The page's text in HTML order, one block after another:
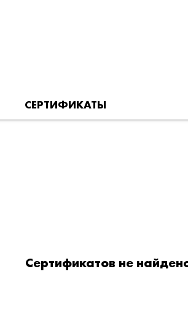
СЕРТИФИКАТЫ
Сертификатов не